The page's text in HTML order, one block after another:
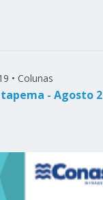
• Colunas
- Agosto 2